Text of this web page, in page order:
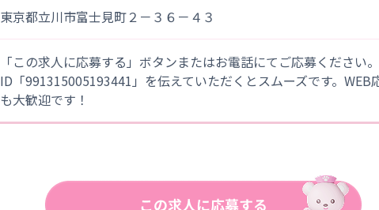
東京都立川市富士見町２－３６－４３
「この求人に応募する」ボタンまたはお電話にてご応募ください
ID「991315005193441」を伝えていただくとスムーズです。WEB
も大歓迎です！